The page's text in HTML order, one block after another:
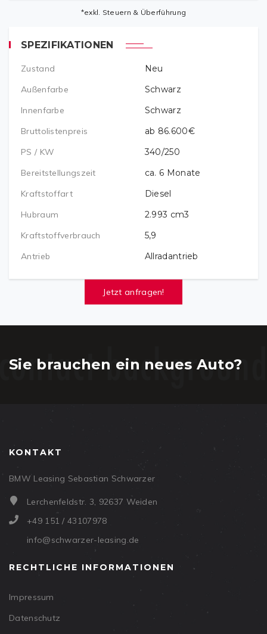
*exkl. Steuern & Überführung
SPEZIFIKATIONEN
Zustand
Neu
Außenfarbe
Schwarz
Innenfarbe
Schwarz
Bruttolistenpreis
ab 86.600€
PS / KW
340/250
Bereitstellungszeit
ca. 6 Monate
Kraftstoffart
Diesel
Hubraum
2.993 cm3
Kraftstoffverbrauch
5,9
Antrieb
Allradantrieb
Jetzt anfragen!
Sie brauchen ein neues Auto?
KONTAKT
BMW Leasing Sebastian Schwarzer
Lerchenfeldstr. 3, 92637 Weiden
+49 151 / 43107978
info@schwarzer-leasing.de
RECHTLICHE INFORMATIONEN
Impressum
Datenschutz